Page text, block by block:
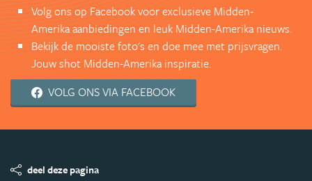
Volg ons op Facebook voor exclusieve Midden-
Amerika aanbiedingen en leuk Midden-Amerika nieuws.
Bekijk de mooiste foto's en doe mee met prijsvragen.
Jouw shot Midden-Amerika inspiratie.
VOLG ONS VIA FACEBOOK
deel deze pagina